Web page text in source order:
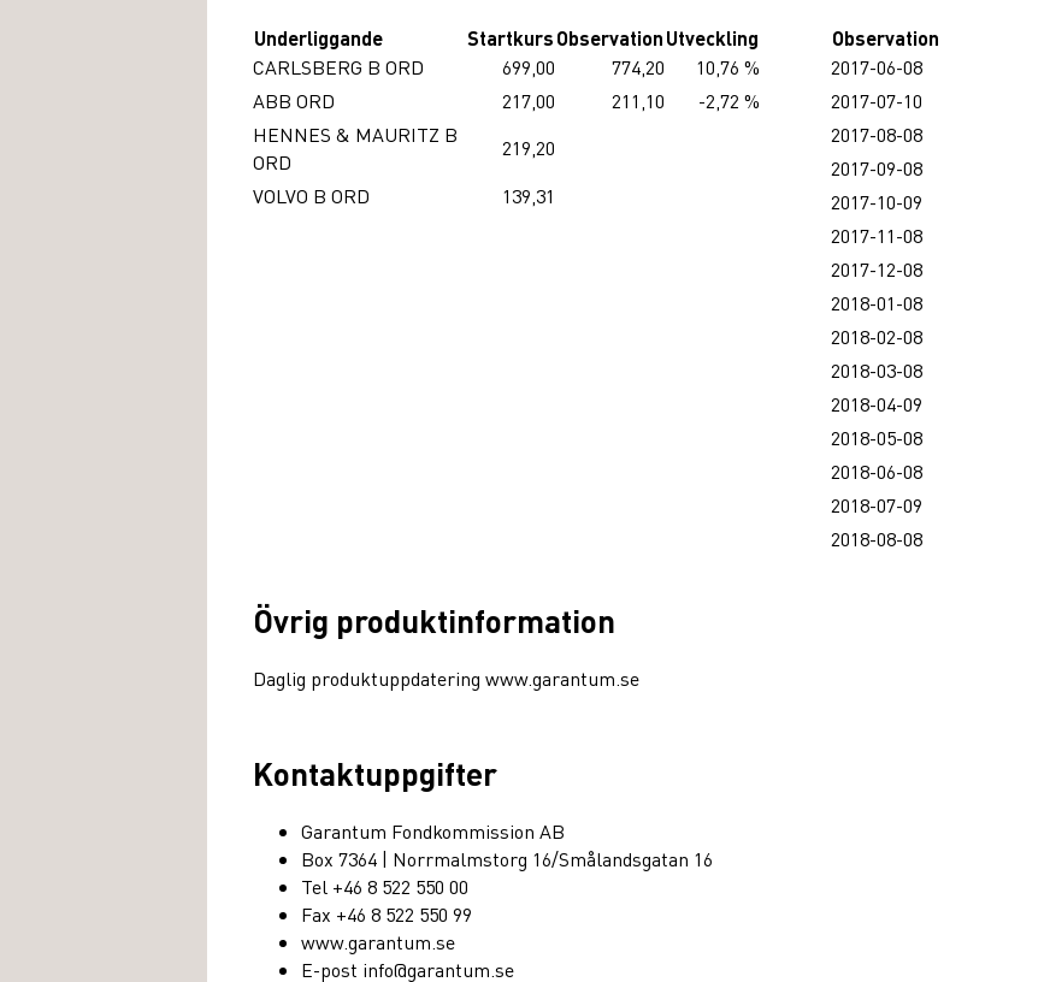
Underliggande StartkursObservationUtveckling
CARLSBERG B ORD
699,00 774,20
10,76 %
ABB ORD
217,00 211,10
-2,72 %
HENNES & MAURITZ B
ORD
219,20
VOLVO B ORD
139,31
Observation
2017-06-08
2017-07-10
2017-08-08
2017-09-08
2017-10-09
2017-11-08
2017-12-08
2018-01-08
2018-02-08
2018-03-08
2018-04-09
2018-05-08
2018-06-08
2018-07-09
2018-08-08
Övrig produktinformation
Daglig produktuppdatering www.garantum.se
Kontaktuppgifter
Garantum Fondkommission AB
Box 7364 | Norrmalmstorg 16/Smålandsgatan 16
Tel +46 8 522 550 00
Fax +46 8 522 550 99
www.garantum.se
E-post info@garantum.se